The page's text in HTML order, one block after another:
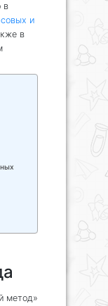
в
и
в
метод»